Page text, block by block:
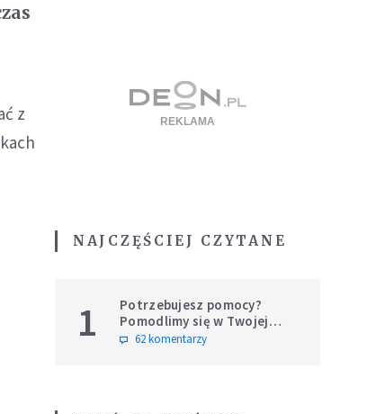
z
NAJCZĘŚCIEJ CZYTANE
1
Potrzebujesz pomocy?
Pomodlimy się w Twojej
intencji
62 komentarzy